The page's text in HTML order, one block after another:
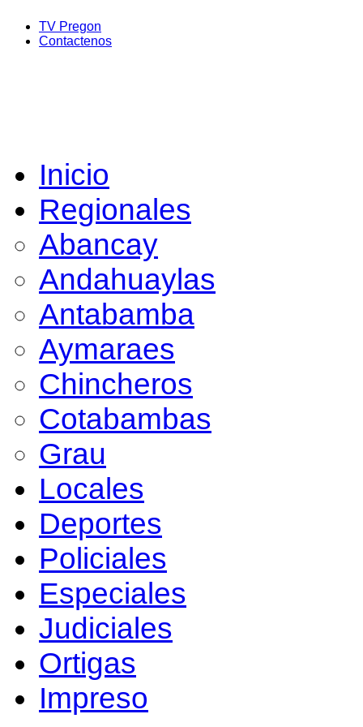
TV Pregon
Contactenos
Inicio
Regionales
Abancay
Andahuaylas
Antabamba
Aymaraes
Chincheros
Cotabambas
Grau
Locales
Deportes
Policiales
Especiales
Judiciales
Ortigas
Impreso